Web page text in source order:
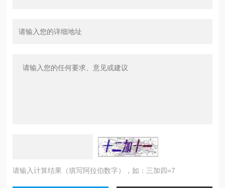
请输入计算结果（填写阿拉伯数字），如：三加四=7